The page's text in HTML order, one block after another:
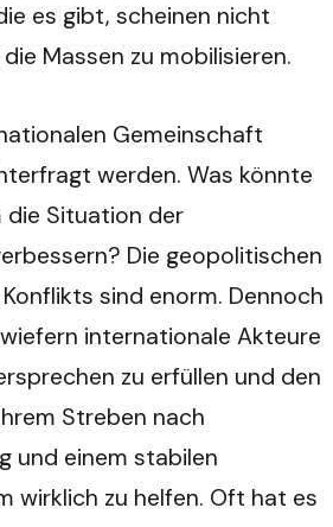
es gibt, scheinen nicht
Massen zu mobilisieren.
Gemeinschaft
werden. Was könnte
die Situation der
Die geopolitischen
sind enorm. Dennoch
internationale Akteure
zu erfüllen und den
Streben nach
und einem stabilen
wirklich zu helfen. Oft hat es